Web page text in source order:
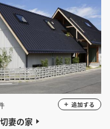
妻の家
追加する